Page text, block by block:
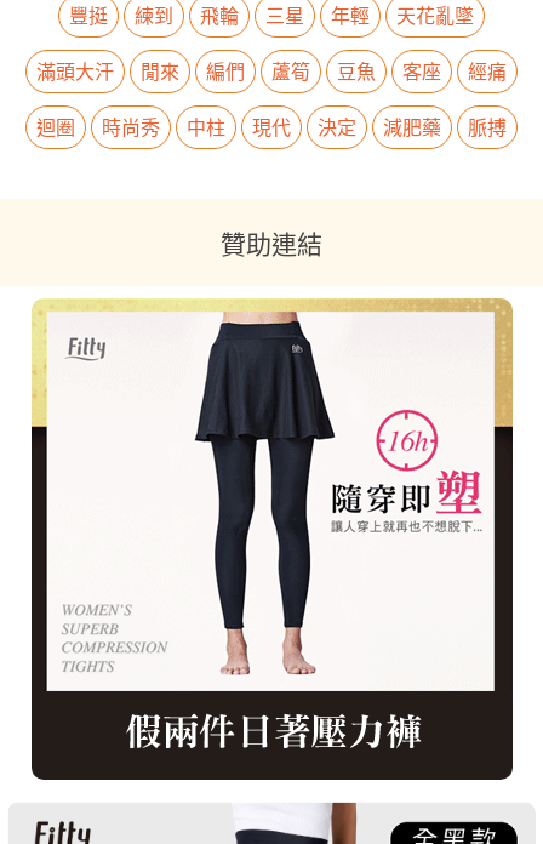
豐挺 練到 飛輪 三星 年輕
天花亂墜
滿頭大汗
閒來 編們 蘆筍 豆魚 客座
經痛
迴圈
時尚秀 中柱 現代 決定 減肥藥 脈搏
贊助連結